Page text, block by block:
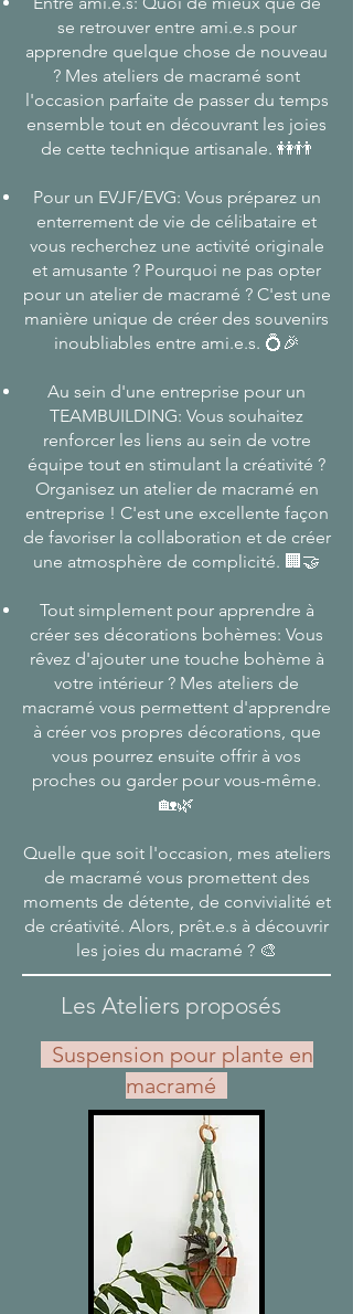
se retrouver entre ami.e.s pour
apprendre quelque chose de nouveau
? Mes ateliers de macramé sont
l'occasion parfaite de passer du temps
ensemble tout en découvrant les joies
de cette technique artisanale. 👭👬
Pour un EVJF/EVG: Vous préparez un
enterrement de vie de célibataire et
vous recherchez une activité originale
et amusante ? Pourquoi ne pas opter
pour un atelier de macramé ? C'est une
manière unique de créer des souvenirs
inoubliables entre ami.e.s. 💍🎉
Au sein d'une entreprise pour un
TEAMBUILDING: Vous souhaitez
renforcer les liens au sein de votre
équipe tout en stimulant la créativité ?
Organisez un atelier de macramé en
entreprise ! C'est une excellente façon
de favoriser la collaboration et de créer
une atmosphère de complicité. 🏢🤝
Tout simplement pour apprendre à
créer ses décorations bohèmes: Vous
rêvez d'ajouter une touche bohème à
votre intérieur ? Mes ateliers de
macramé vous permettent d'apprendre
à créer vos propres décorations, que
vous pourrez ensuite offrir à vos
proches ou garder pour vous-même.
🏡🌿
Quelle que soit l'occasion, mes ateliers
de macramé vous promettent des
moments de détente, de convivialité et
de créativité. Alors, prêt.e.s à découvrir
les joies du macramé ? 🎨
Les Ateliers proposés
Suspension pour plante en
macramé